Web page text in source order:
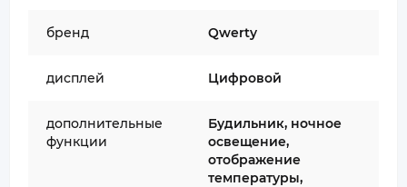
бренд Qwerty
дисплей Цифровой
дополнительные
функции
Будильник, ночное
освещение,
отображение
температуры,